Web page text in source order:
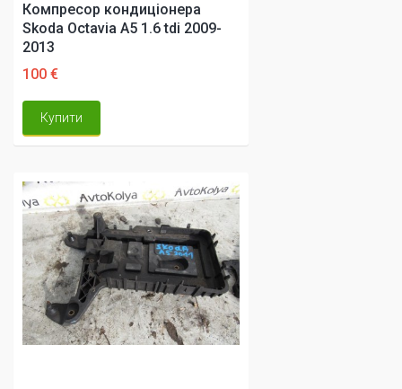
Компресор кондиціонера
Skoda Octavia A5 1.6 tdi 2009-
2013
100 €
Купити